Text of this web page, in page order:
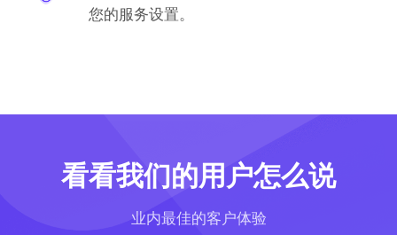
您的服务设置。
看看我们的用户怎么说
业内最佳的客户体验